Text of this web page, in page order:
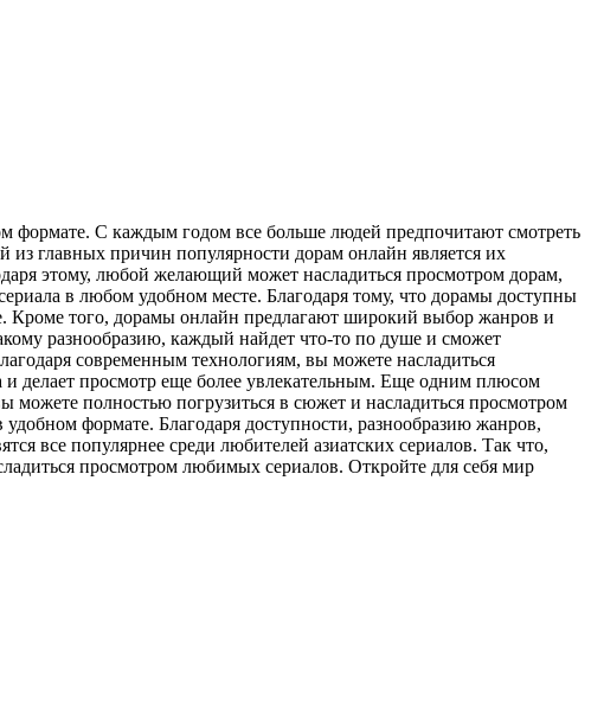
С каждым годом все больше людей предпочитают смотреть
главных причин популярности дорам онлайн является их
этому, любой желающий может насладиться просмотром дорам,
в любом удобном месте. Благодаря тому, что дорамы доступны
Кроме того, дорамы онлайн предлагают широкий выбор жанров и
разнообразию, каждый найдет что-то по душе и сможет
современным технологиям, вы можете насладиться
делает просмотр еще более увлекательным. Еще одним плюсом
можете полностью погрузиться в сюжет и насладиться просмотром
формате. Благодаря доступности, разнообразию жанров,
все популярнее среди любителей азиатских сериалов. Так что,
просмотром любимых сериалов. Откройте для себя мир